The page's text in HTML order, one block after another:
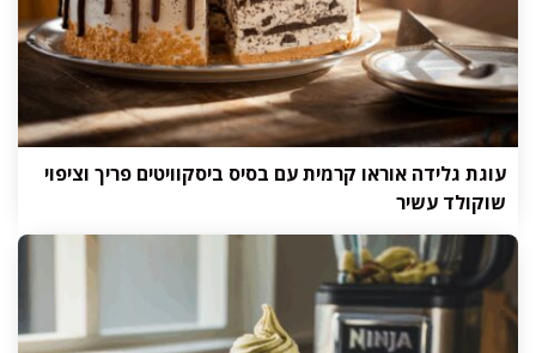
עוגת גלידה אוראו קרמית עם בסיס ביסקוויטים פריך וציפוי
שוקולד עשיר